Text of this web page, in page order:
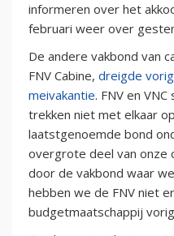
informeren over het
februari weer over
De andere vakbond van
FNV Cabine, dreigde
meivakantie. FNV en
trekken niet met elkaar
laatstgenoemde bond
overgrote deel van onze
door de vakbond waar
hebben we de FNV niet
budgetmaatschappij